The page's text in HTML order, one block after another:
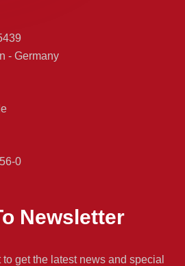
- Germany
0
Newsletter
get the latest news and special